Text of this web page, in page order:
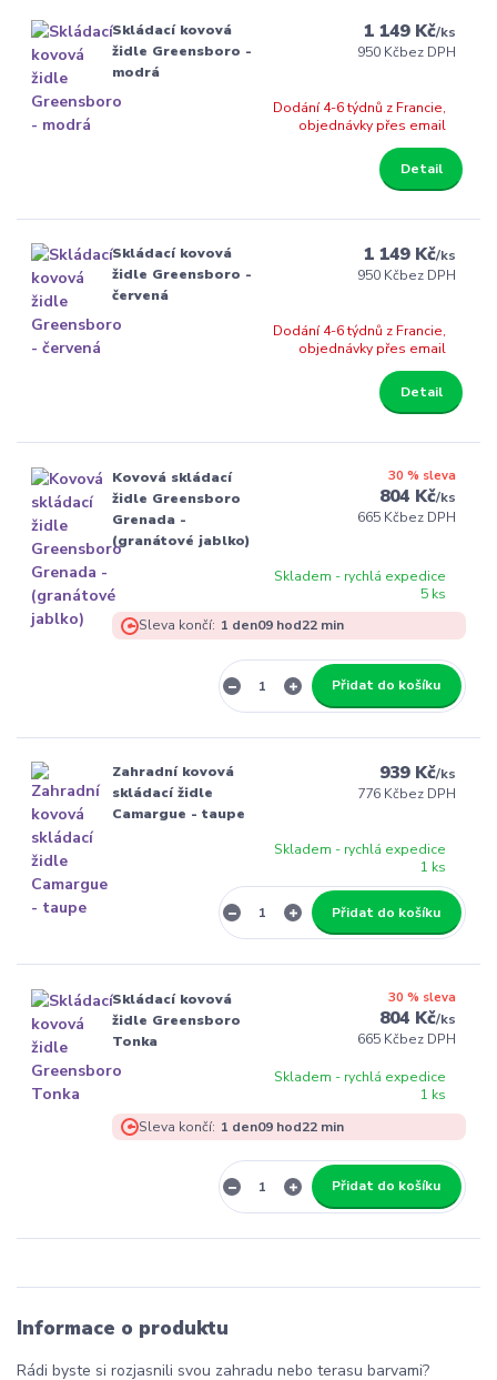
Skládací kovová
židle Greensboro -
modrá
1 149 Kč/ks
950 Kčbez DPH
Dodání 4-6 týdnů z Francie,
objednávky přes email
Detail
Skládací kovová
židle Greensboro -
červená
1 149 Kč/ks
950 Kčbez DPH
Dodání 4-6 týdnů z Francie,
objednávky přes email
Detail
Kovová skládací
židle Greensboro
Grenada -
(granátové jablko)
30 % sleva
804 Kč/ks
665 Kčbez DPH
Skladem - rychlá expedice
5 ks
Sleva končí: 1 den09hod22min
Přidat do košíku
Zahradní kovová
skládací židle
Camargue - taupe
939 Kč/ks
776 Kčbez DPH
Skladem - rychlá expedice
1 ks
Přidat do košíku
Skládací kovová
židle Greensboro
Tonka
30 % sleva
804 Kč/ks
665 Kčbez DPH
Skladem - rychlá expedice
1 ks
Sleva končí: 1 den09hod22min
Přidat do košíku
Informace o produktu
Rádi byste si rozjasnili svou zahradu nebo terasu barvami?